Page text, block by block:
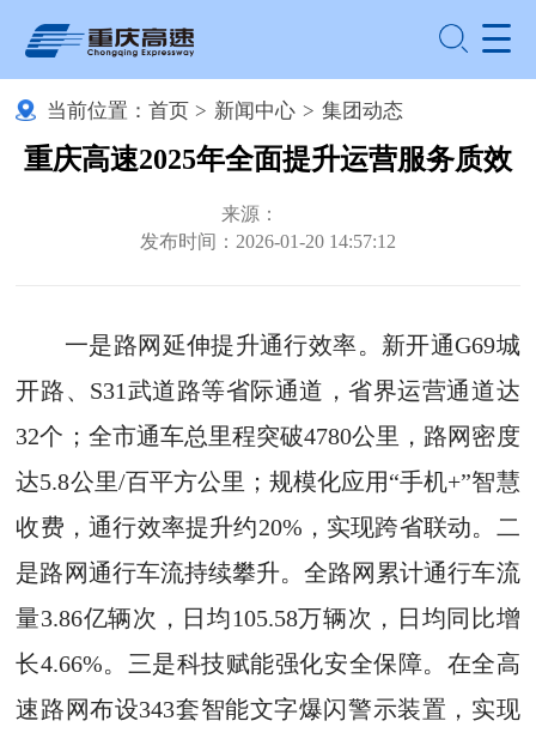
当前位置： 首页 > 新闻中心 > 集团动态
重庆高速2025年全面提升运营服务质效
来源：
发布时间：2026-01-20 14:57:12
一是路网延伸提升通行效率。新开通G69城
开路、S31武道路等省际通道，省界运营通道达
32个；全市通车总里程突破4780公里，路网密度
达5.8公里/百平方公里；规模化应用“手机+”智慧
收费，通行效率提升约20%，实现跨省联动。二
是路网通行车流持续攀升。全路网累计通行车流
量3.86亿辆次，日均105.58万辆次，日均同比增
长4.66%。三是科技赋能强化安全保障。在全高
速路网布设343套智能文字爆闪警示装置，实现